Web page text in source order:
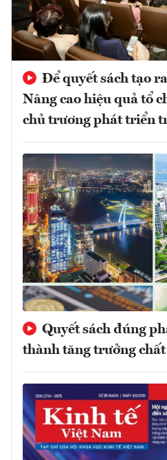
Để quyết sách tạo
Nâng cao hiệu quả tổ
chủ trương phát triển
Quyết sách đúng
thành tăng trưởng